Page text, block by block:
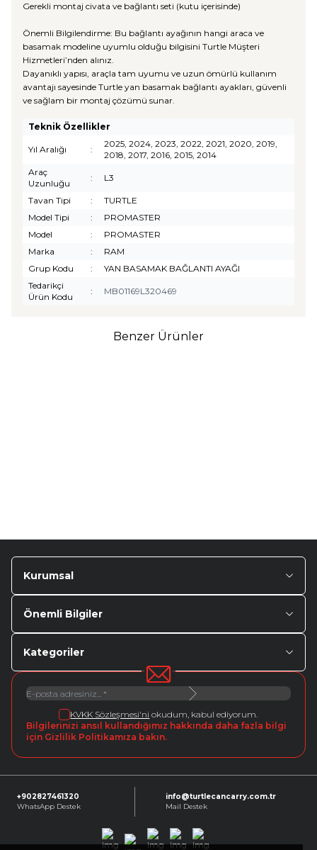
Gerekli montaj civata ve bağlantı seti (kutu içerisinde)
Önemli Bilgilendirme: Bu bağlantı ayağının hangi araca ve
basamak modeline uyumlu olduğu bilgisini Turtle Müşteri
Hizmetleri’nden alınız.
Dayanıklı yapısı, araçla tam uyumu ve uzun ömürlü kullanım
avantajı sayesinde Turtle yan basamak bağlantı ayakları, güvenli
ve sağlam bir montaj çözümü sunar.
Teknik Özellikler
Yıl Aralığı :
2025, 2024, 2023, 2022, 2021, 2020, 2019,
2018, 2017, 2016, 2015, 2014
Araç
Uzunluğu
: L3
Tavan Tipi :
TURTLE
Model Tipi
:
PROMASTER
Model
:
PROMASTER
Marka
:
RAM
Grup Kodu
:
YAN BASAMAK BAĞLANTI AYAĞI
Tedarikçi
Ürün Kodu
: MB01169L320469
Benzer Ürünler
Kurumsal
Önemli Bilgiler
Kategoriler
KVKK Sözleşmesi'ni okudum, kabul ediyorum.
Bilgilerinizi ansıl kullandığımız hakkında daha fazla bilgi
için Gizlilik Politikamıza bakın.
+902827461320
WhatsApp Destek
info@turtlecancarry.com.tr
Mail Destek